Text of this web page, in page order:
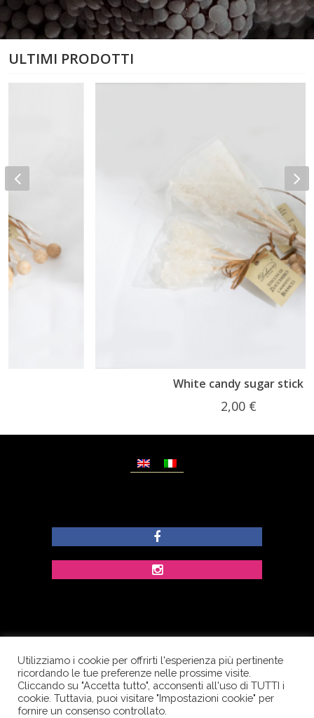
ULTIMI PRODOTTI
White candy sugar stick
© Copyright Dolcezze di Ferrentino A. - P.IVA
IT02609400656 - Tutti i diritti riservati.
Corso Palatucci, 65 - 84013 Cava de’ Tirreni (SA) -
Utilizziamo i cookie per offrirti l'esperienza più pertinente
ricordando le tue preferenze nelle prossime visite.
Cliccando su "Accetta tutto", acconsenti all'uso di TUTTI i
cookie. Tuttavia, puoi visitare "Impostazioni cookie" per
fornire un consenso controllato.